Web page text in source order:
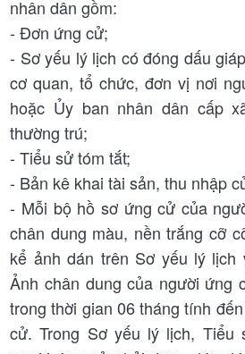
nhân dân gồm:
- Đơn ứng cử;
- Sơ yếu lý lịch có đóng dấu
cơ quan, tổ chức, đơn vị nơi
hoặc Ủy ban nhân dân cấp
thường trú;
- Tiểu sử tóm tắt;
- Bản kê khai tài sản, thu nhập
- Mỗi bộ hồ sơ ứng cử của
chân dung màu, nền trắng cỡ
kể ảnh dán trên Sơ yếu lý lịch
Ảnh chân dung của người ứng
trong thời gian 06 tháng tính
cử. Trong Sơ yếu lý lịch, Tiểu